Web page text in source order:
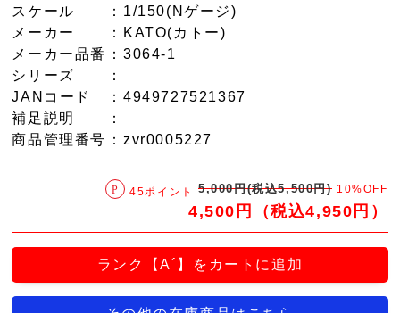
スケール
：1/150(Nゲージ)
メーカー
：KATO(カトー)
メーカー品番
：3064-1
シリーズ
：
JANコード
：4949727521367
補足説明
：
商品管理番号 ：zvr0005227
45ポイント 5,000円(税込5,500円) 10%OFF
4,500円（税込4,950円）
ランク【A´】をカートに追加